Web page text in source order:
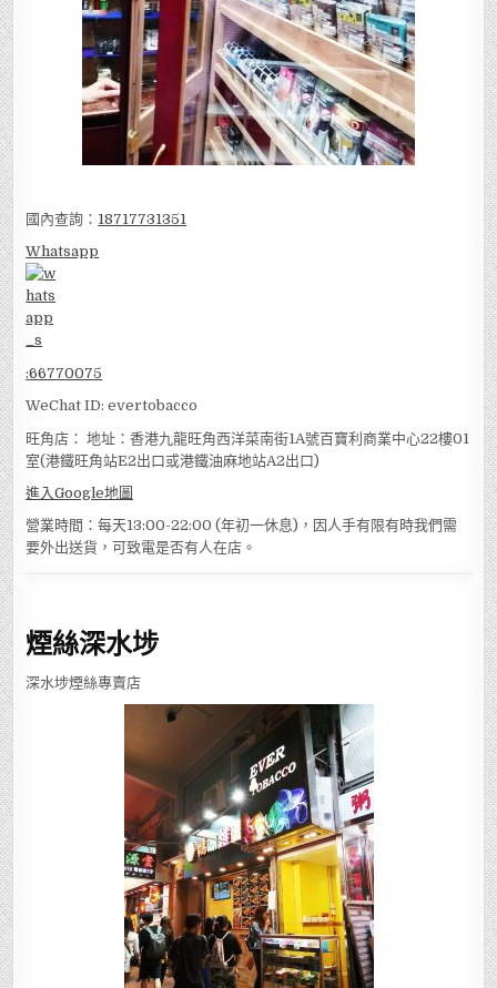
國內查詢： 18717731351
Whatsapp
:66770075
WeChat ID: evertobacco
旺角店： 地址：香港九龍旺角西洋菜南街1A號百寶利商業中心22樓01
室(港鐵旺角站E2出口或港鐵油麻地站A2出口)
進入Google地圖
營業時間：每天13:00-22:00 (年初一休息)，因人手有限有時我們需
要外出送貨，可致電是否有人在店。
煙絲深水埗
深水埗煙絲專賣店